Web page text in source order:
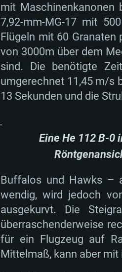
mit
7,92-mm-MG-17 mit
Flügeln mit 60
von 3000m über dem
sind. Die benötigte
umgerechnet 11,45 m/s
13 Sekunden und die
Eine He 112 B-0
Buffalos und Hawks –
wendig, wird jedoch
ausgekurvt. Die
überraschenderweise
für ein Flugzeug auf
Mittelmaß, kann aber mit